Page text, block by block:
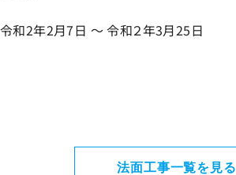
令和2年2月7日 ～ 令和２年3月25日
法面工事一覧を見る